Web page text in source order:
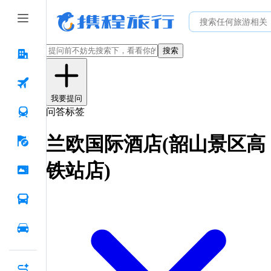
搜索
我要提问
问答标签
兰欧国际酒店(韶山景区高
铁站店)